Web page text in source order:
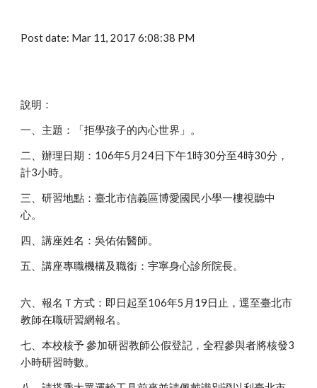
Post date: Mar 11, 2017 6:08:38 PM
說明：
一、主題：「拒學孩子的內心世界」。
二、辦理日期：106年5月24日下午1時30分至4時30分，
計3小時。
三、研習地點：臺北市信義區博愛國民小學一樓視聽中
心。
四、講座姓名：吳佑佑醫師。
五、講座專職機構及職銜：宇寧身心診所院長。
六、報名Ｔ方式：即日起至106年5月19日止，逕至臺北市
教師在職研習網報名。
七、本校核予 參加研習教師公假登記，全程參與者將核發3
小時研習時數。